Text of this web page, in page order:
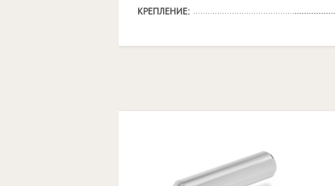
КРЕПЛЕНИЕ: